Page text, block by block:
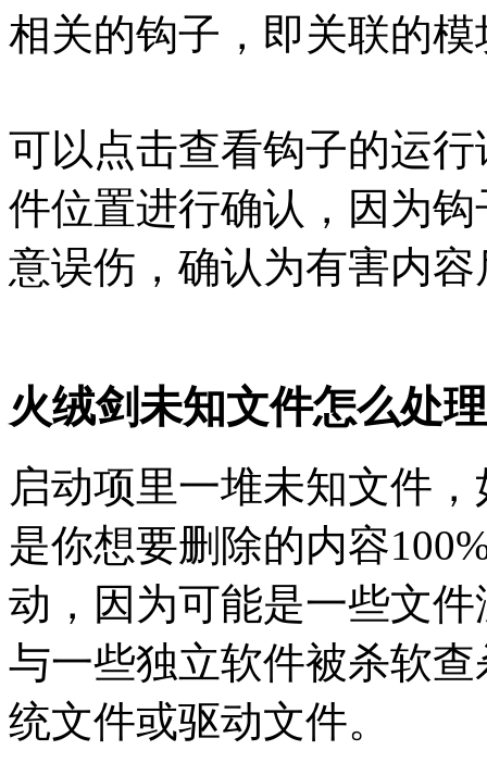
相关的钩子，即关联的模
可以点击查看钩子的运
件位置进行确认，因为
意误伤，确认为有害内容
火绒剑未知文件怎么处理
启动项里一堆未知文件
是你想要删除的内容
动，因为可能是一些文
与一些独立软件被杀软
统文件或驱动文件。